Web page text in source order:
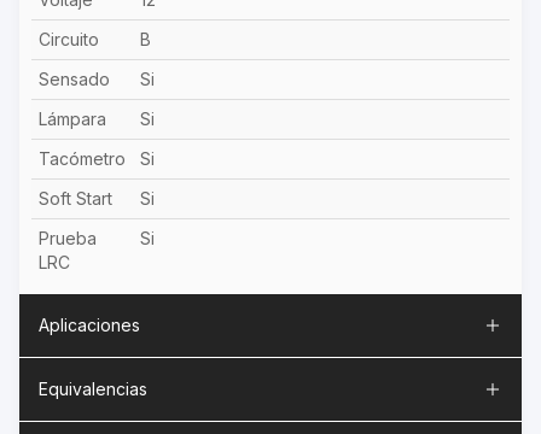
Circuito
B
Sensado
Si
Lámpara
Si
Tacómetro
Si
Soft Start
Si
Prueba
LRC
Si
Aplicaciones
Equivalencias